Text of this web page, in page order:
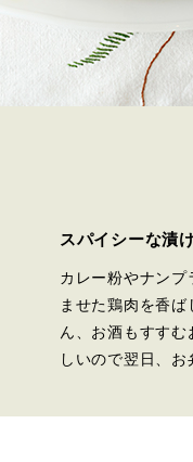
スパイシーな漬
カレー粉やナンプ
ませた鶏肉を香
ん、お酒もすす
しいので翌日、お